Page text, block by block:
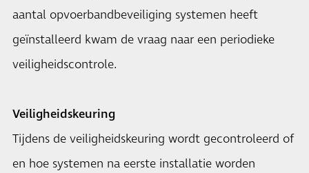
aantal opvoerbandbeveiliging systemen heeft
geïnstalleerd kwam de vraag naar een periodieke
veiligheidscontrole.
Veiligheidskeuring
Tijdens de veiligheidskeuring wordt gecontroleerd of
en hoe systemen na eerste installatie worden